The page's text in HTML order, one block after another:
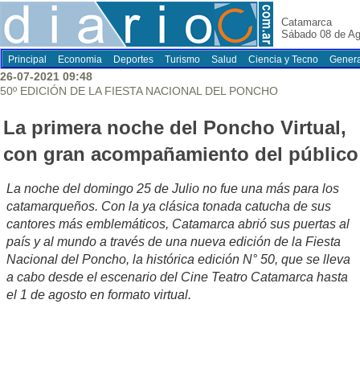
Catamarca
Sábado 08 de
Principal Economia Deportes Turismo Salud Ciencia y Tecno
26-07-2021 09:48
50º EDICIÓN DE LA FIESTA NACIONAL DEL PONCHO
La primera noche del Poncho Virtual,
con gran acompañamiento del público
La noche del domingo 25 de Julio no fue una más para los
catamarqueños. Con la ya clásica tonada catucha de sus
cantores más emblemáticos, Catamarca abrió sus puertas al
país y al mundo a través de una nueva edición de la Fiesta
Nacional del Poncho, la histórica edición N° 50, que se lleva
a cabo desde el escenario del Cine Teatro Catamarca hasta
el 1 de agosto en formato virtual.